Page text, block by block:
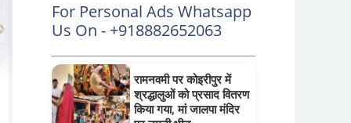
For Personal Ads Whatsapp
Us On - +918882652063
रामनवमी पर कोइरीपुर में
श्रद्धालुओं को प्रसाद वितरण
किया गया, मां जालपा मंदिर